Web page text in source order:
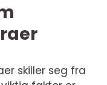
skiller seg fra